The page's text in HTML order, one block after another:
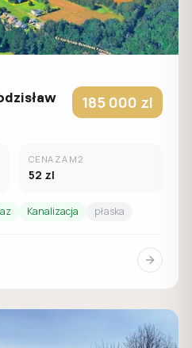
185 000 zl
CENA ZA M2
52 zl
Kanalizacja płaska